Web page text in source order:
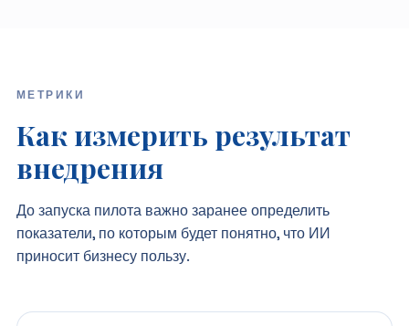
МЕТРИКИ
Как измерить результат
внедрения
До запуска пилота важно заранее определить
показатели, по которым будет понятно, что ИИ
приносит бизнесу пользу.